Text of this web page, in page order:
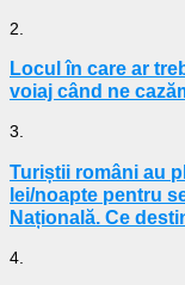
2.
Locul în care ar
voiaj când ne
3.
Turiștii români au
lei/noapte pentru
Națională. Ce
4.